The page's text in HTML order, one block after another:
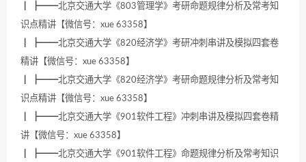
┃ ┣━━北京交通大学《803管理学》考研命题规律分析及常考知
识点精讲【微信号：xue 63358】
┃ ┣━━北京交通大学《820经济学》考研冲刺串讲及模拟四套卷
精讲【微信号：xue 63358】
┃ ┣━━北京交通大学《820经济学》考研命题规律分析及常考知
识点精讲【微信号：xue 63358】
┃ ┣━━北京交通大学《901软件工程》冲刺串讲及模拟四套卷精
讲【微信号：xue 63358】
┃ ┣━━北京交通大学《901软件工程》命题规律分析及常考知识